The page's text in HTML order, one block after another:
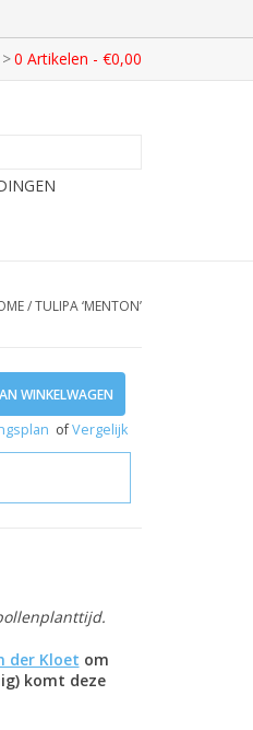
0 Artikelen - €0,00
/TULIPA ‘MENTON’
WINKELWAGEN
ofVergelijk
der Kloet om
komt deze